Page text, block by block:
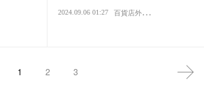
買い物・デパート ファッション・スタイル・流行
2024.09.06 01:27 百
貨店外商
1 2 3